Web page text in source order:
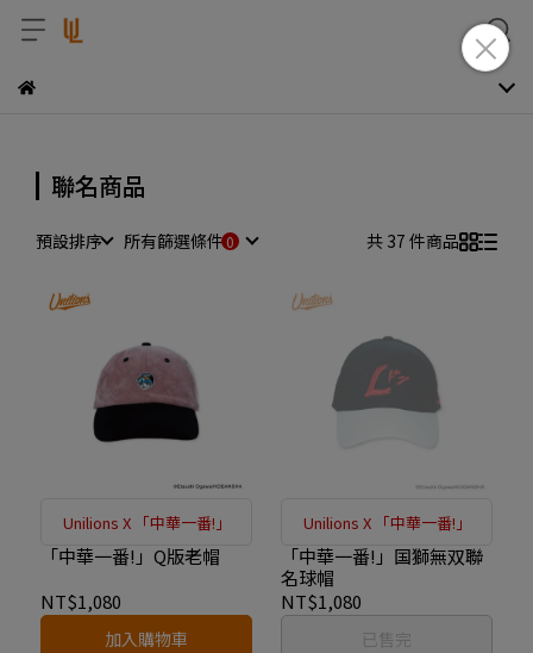
聯名商品
預設排序 所有篩選條件 共 37 件商品
Unilions X 「中華一番!」
「中華一番!」Q版老帽
NT$1,080
加入購物車
Unilions X 「中華一番!」
「中華一番!」国獅無双聯
名球帽
NT$1,080
已售完